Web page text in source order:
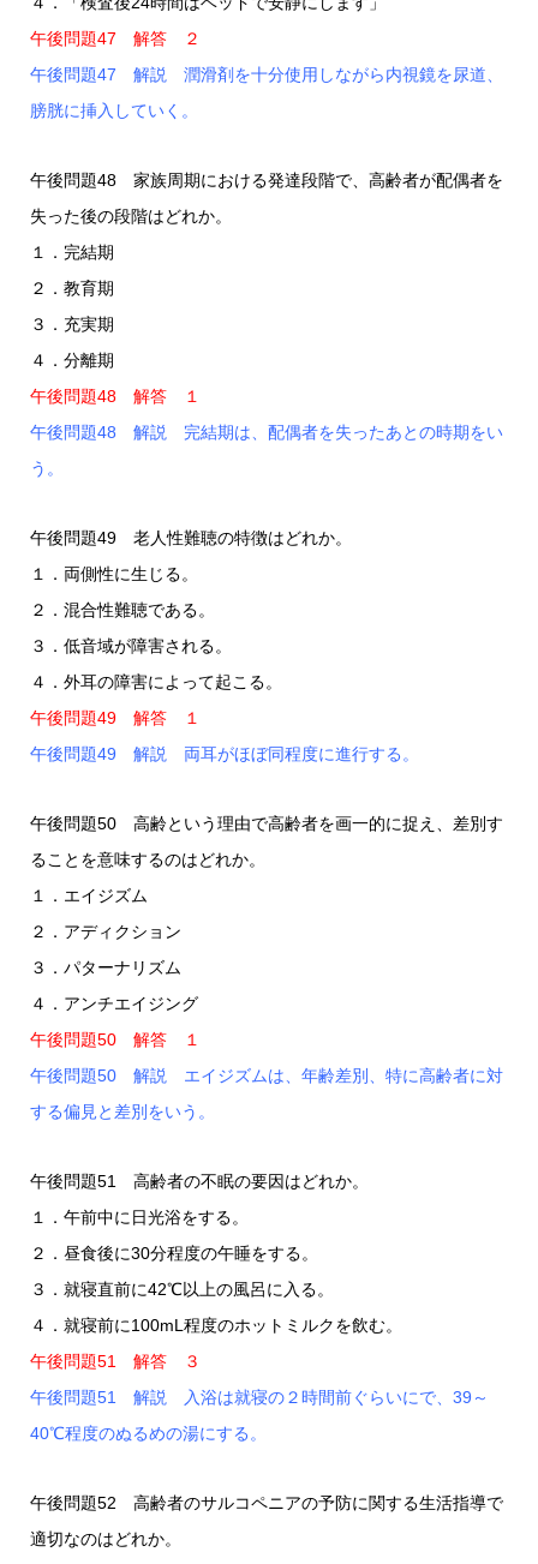
午後問題47 解答 ２
午後問題47 解説 潤滑剤を十分使用しながら内視鏡を尿道、
膀胱に挿入していく。
午後問題48 家族周期における発達段階で、高齢者が配偶者を
失った後の段階はどれか。
１．完結期
２．教育期
３．充実期
４．分離期
午後問題48 解答 １
午後問題48 解説 完結期は、配偶者を失ったあとの時期をい
う。
午後問題49 老人性難聴の特徴はどれか。
１．両側性に生じる。
２．混合性難聴である。
３．低音域が障害される。
４．外耳の障害によって起こる。
午後問題49 解答 １
午後問題49 解説 両耳がほぼ同程度に進行する。
午後問題50 高齢という理由で高齢者を画一的に捉え、差別す
ることを意味するのはどれか。
１．エイジズム
２．アディクション
３．パターナリズム
４．アンチエイジング
午後問題50 解答 １
午後問題50 解説 エイジズムは、年齢差別、特に高齢者に対
する偏見と差別をいう。
午後問題51 高齢者の不眠の要因はどれか。
１．午前中に日光浴をする。
２．昼食後に30分程度の午睡をする。
３．就寝直前に42℃以上の風呂に入る。
４．就寝前に100mL程度のホットミルクを飲む。
午後問題51 解答 ３
午後問題51 解説 入浴は就寝の２時間前ぐらいにで、39～
40℃程度のぬるめの湯にする。
午後問題52 高齢者のサルコペニアの予防に関する生活指導で
適切なのはどれか。